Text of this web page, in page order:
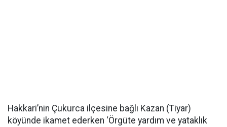
Hakkari’nin Çukurca ilçesine bağlı Kazan (Tiyar)
köyünde ikamet ederken ‘Örgüte yardım ve yataklık